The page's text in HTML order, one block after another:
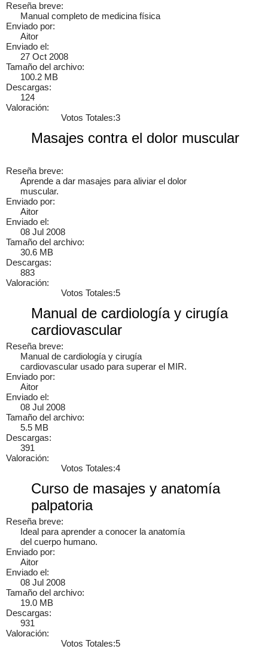
Administrator
Tutorial CNC 1, Como hacer cortes y tallados...
Video tutorial completo de como diseñar desde 0 un dibujo 2D
para despues realizar los cortes en una CNC, este video es de
Mini Fabricas 3D y CNC's...
junaid alam siddique Jcb 3cx workshop manual
1
×
Reseña breve:
Manual completo de medicina física
Enviado por:
Aitor
Enviado el:
27 Oct 2008
Tamaño del archivo:
100.2 MB
Descargas:
124
Valoración:
Votos Totales:3
Masajes contra el dolor muscular
Reseña breve:
Aprende a dar masajes para aliviar el dolor
muscular.
Enviado por:
Aitor
Enviado el:
08 Jul 2008
Tamaño del archivo:
30.6 MB
Descargas:
883
Valoración:
Votos Totales:5
Manual de cardiología y cirugía
cardiovascular
Reseña breve:
Manual de cardiología y cirugía
cardiovascular usado para superar el MIR.
Enviado por:
Aitor
Enviado el:
08 Jul 2008
Tamaño del archivo:
5.5 MB
Descargas:
391
Valoración:
Votos Totales:4
Curso de masajes y anatomía
palpatoria
Reseña breve:
Ideal para aprender a conocer la anatomía
del cuerpo humano.
Enviado por:
Aitor
Enviado el:
08 Jul 2008
Tamaño del archivo:
19.0 MB
Descargas:
931
Valoración:
Votos Totales:5